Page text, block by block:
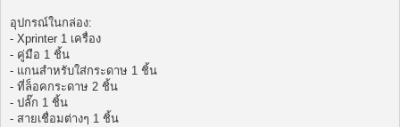
อุปกรณ์ในกล่อง:
- Xprinter 1 เครื่อง
- คู่มือ 1 ชิ้น
- แกนสำหรับใส่กระดาษ 1 ชิ้น
- ที่ล็อคกระดาษ 2 ชิ้น
- ปลั๊ก 1 ชิ้น
- สายเชื่อมต่างๆ 1 ชิ้น